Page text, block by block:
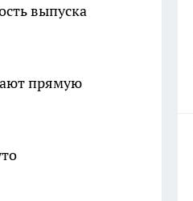
выпуска
прямую